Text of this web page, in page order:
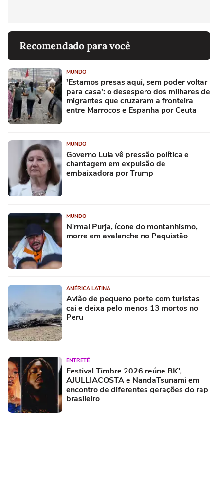
Recomendado para você
MUNDO
'Estamos presas aqui, sem poder voltar
para casa': o desespero dos milhares de
migrantes que cruzaram a fronteira
entre Marrocos e Espanha por Ceuta
MUNDO
Governo Lula vê pressão política e
chantagem em expulsão de
embaixadora por Trump
MUNDO
Nirmal Purja, ícone do montanhismo,
morre em avalanche no Paquistão
AMÉRICA LATINA
Avião de pequeno porte com turistas
cai e deixa pelo menos 13 mortos no
Peru
ENTRETÊ
Festival Timbre 2026 reúne BK’,
AJULLIACOSTA e NandaTsunami em
encontro de diferentes gerações do rap
brasileiro